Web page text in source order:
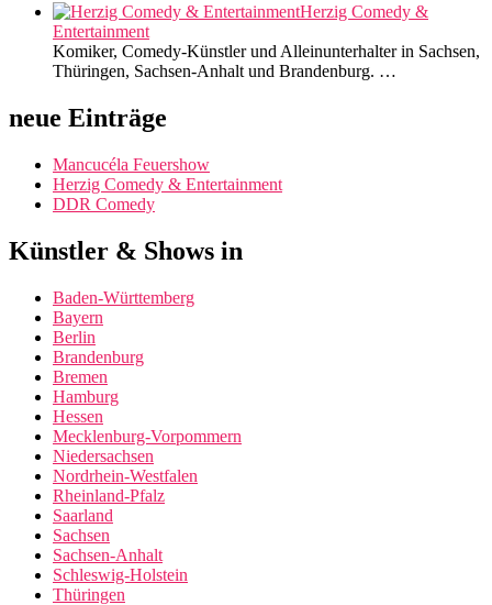
Herzig Comedy &
Entertainment
Komiker, Comedy-Künstler und Alleinunterhalter in Sachsen,
Thüringen, Sachsen-Anhalt und Brandenburg. …
neue Einträge
Mancucéla Feuershow
Herzig Comedy & Entertainment
DDR Comedy
Künstler & Shows in
Baden-Württemberg
Bayern
Berlin
Brandenburg
Bremen
Hamburg
Hessen
Mecklenburg-Vorpommern
Niedersachsen
Nordrhein-Westfalen
Rheinland-Pfalz
Saarland
Sachsen
Sachsen-Anhalt
Schleswig-Holstein
Thüringen